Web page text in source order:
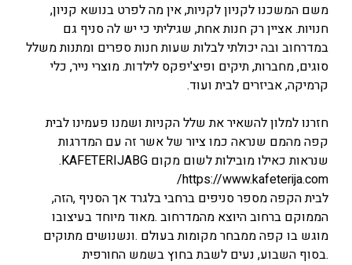
משם המשכנו לקניון לקניות, אין מה לפרט בנושא קניון,
חנויות. אציין רק חנות אחת, שגיליתי כי יש לה סניף גם
במדרחוב ובה יכולתי לבלות שעות חנות ספרים ומתנות משלל
סוגים, מחברות, תיקים ופיצ'יפקס לילדות. מוצרי נייר, כלי
קרמיקה, אביזרים לבית ועוד.
חזרנו למלון להשאיר את שלל הקניות ושמנו פעמינו לבית
קפה מהמם שנראה כמו ציור של אשר זה עם המדרגות
שנראות כאילו מובילות לשום מקום KAFETERIJABG.
https://www.kafeterija.com/
לבית הקפה מספר סניפים ברחבי בלגרד אך הסניף ,הזה,
הממוקם ברחוב היוצא מהמדרחוב .מאוד מיוחד בעיצובו
מוגש בו קפה ממבחר מקומות בעולם .ונשנושים מתוקים
.בסוף השבוע, נעים לשבת בחוץ בשמש החורפית